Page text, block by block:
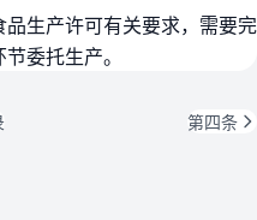
生产许可有关要求，需要完
委托生产。
第四条